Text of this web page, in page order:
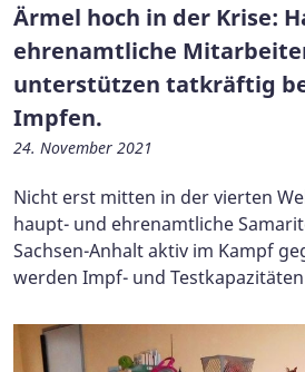
Ärmel hoch in der Krise:
ehrenamtliche
unterstützen tatkräftig
Impfen.
24. November 2021
Nicht erst mitten in der vierten
haupt- und ehrenamtliche
Sachsen-Anhalt aktiv im Kampf
werden Impf- und